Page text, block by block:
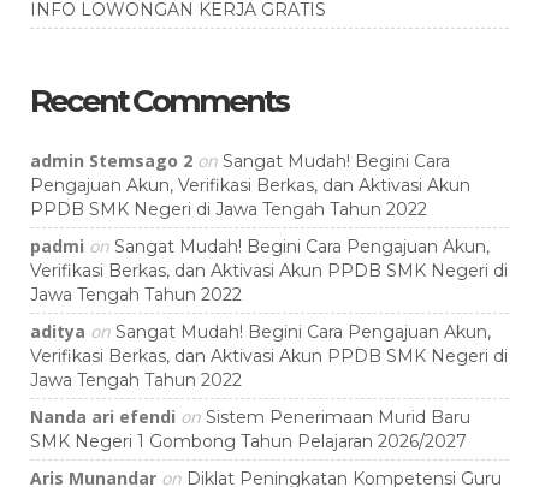
INFO LOWONGAN KERJA GRATIS
Recent Comments
admin Stemsago 2 on Sangat Mudah! Begini Cara
Pengajuan Akun, Verifikasi Berkas, dan Aktivasi Akun
PPDB SMK Negeri di Jawa Tengah Tahun 2022
padmi on Sangat Mudah! Begini Cara Pengajuan Akun,
Verifikasi Berkas, dan Aktivasi Akun PPDB SMK Negeri di
Jawa Tengah Tahun 2022
aditya on Sangat Mudah! Begini Cara Pengajuan Akun,
Verifikasi Berkas, dan Aktivasi Akun PPDB SMK Negeri di
Jawa Tengah Tahun 2022
Nanda ari efendi on Sistem Penerimaan Murid Baru
SMK Negeri 1 Gombong Tahun Pelajaran 2026/2027
Aris Munandar on Diklat Peningkatan Kompetensi Guru